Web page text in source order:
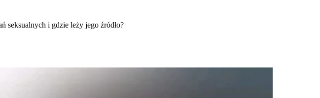
seksualnych i gdzie leży jego źródło?